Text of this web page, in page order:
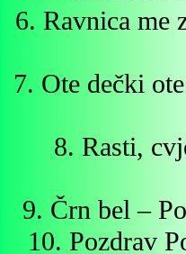
6. Ravnica me
7. Ote dečki
8. Rasti,
9. Črn bel –
10. Pozdrav